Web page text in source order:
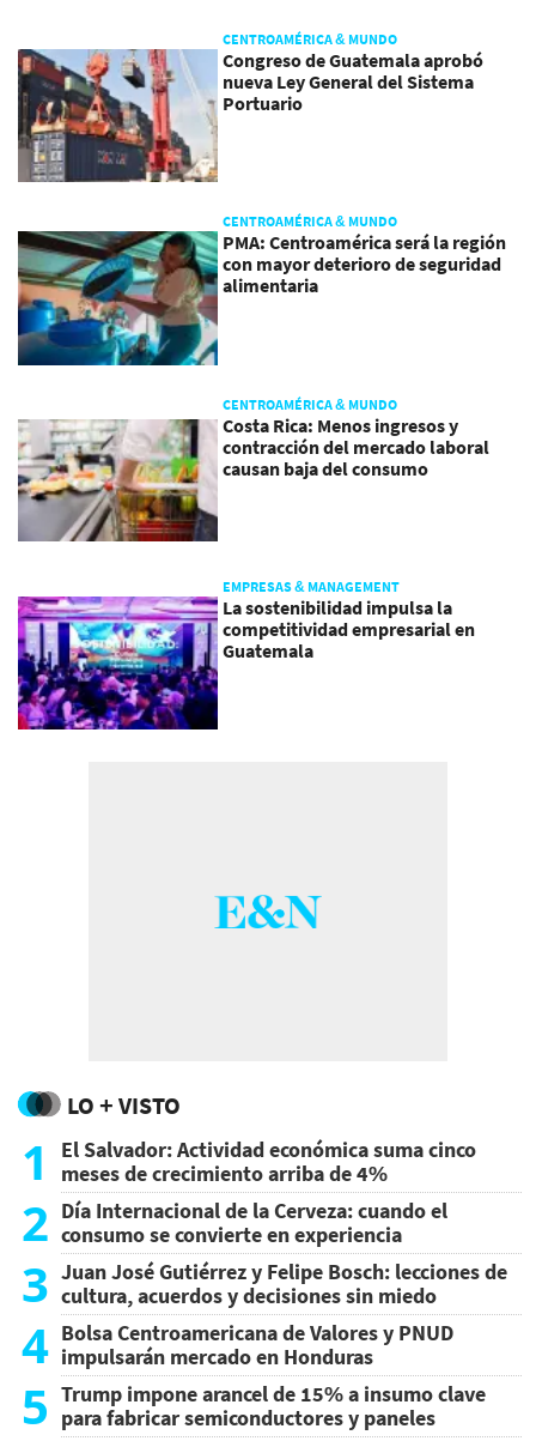
CENTROAMÉRICA & MUNDO
Congreso de Guatemala aprobó
nueva Ley General del Sistema
Portuario
CENTROAMÉRICA & MUNDO
PMA: Centroamérica será la región
con mayor deterioro de seguridad
alimentaria
CENTROAMÉRICA & MUNDO
Costa Rica: Menos ingresos y
contracción del mercado laboral
causan baja del consumo
EMPRESAS & MANAGEMENT
La sostenibilidad impulsa la
competitividad empresarial en
Guatemala
LO + VISTO
1
El Salvador: Actividad económica suma cinco
meses de crecimiento arriba de 4%
2 Día Internacional de la Cerveza: cuando el
consumo se convierte en experiencia
3 Juan José Gutiérrez y Felipe Bosch: lecciones de
cultura, acuerdos y decisiones sin miedo
4 Bolsa Centroamericana de Valores y PNUD
impulsarán mercado en Honduras
5 Trump impone arancel de 15% a insumo clave
para fabricar semiconductores y paneles